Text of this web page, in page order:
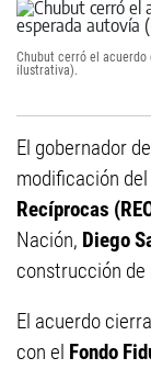
Chubut cerró el
ilustrativa).
El gobernador de
modificación del
Recíprocas
Nación, Diego
construcción de
El acuerdo
con el Fondo